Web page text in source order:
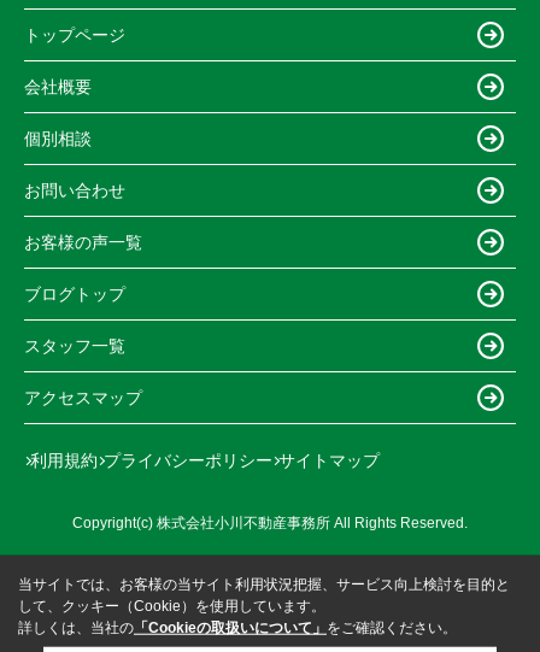
トップページ
会社概要
個別相談
お問い合わせ
お客様の声一覧
ブログトップ
スタッフ一覧
アクセスマップ
利用規約 プライバシーポリシー サイトマップ
Copyright(c) 株式会社小川不動産事務所 All Rights Reserved.
当サイトでは、お客様の当サイト利用状況把握、サービス向上検討を目的と
して、クッキー（Cookie）を使用しています。
詳しくは、当社の 「Cookieの取扱いについて」 をご確認ください。